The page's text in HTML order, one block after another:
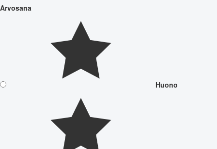
Arvosana
Huono